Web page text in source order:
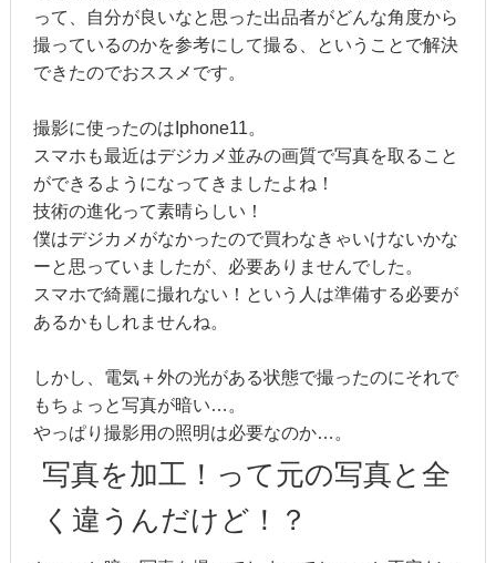
って、自分が良いなと思った出品者がどんな角度から
撮っているのかを参考にして撮る、ということで解決
できたのでおススメです。
撮影に使ったのはIphone11。
スマホも最近はデジカメ並みの画質で写真を取ること
ができるようになってきましたよね！
技術の進化って素晴らしい！
僕はデジカメがなかったので買わなきゃいけないかな
ーと思っていましたが、必要ありませんでした。
スマホで綺麗に撮れない！という人は準備する必要が
あるかもしれませんね。
しかし、電気＋外の光がある状態で撮ったのにそれで
もちょっと写真が暗い…。
やっぱり撮影用の照明は必要なのか…。
写真を加工！って元の写真と全
く違うんだけど！？